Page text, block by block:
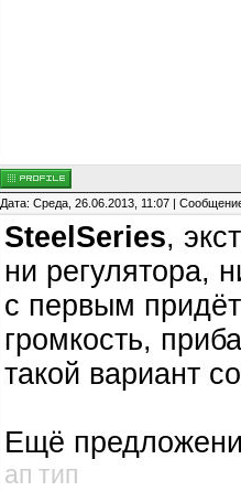
Дата: Среда, 26.06.2013, 11:07 |
SteelSeries,
ни регулятора,
с первым
громкость,
такой вариант
Ещё
ап тип